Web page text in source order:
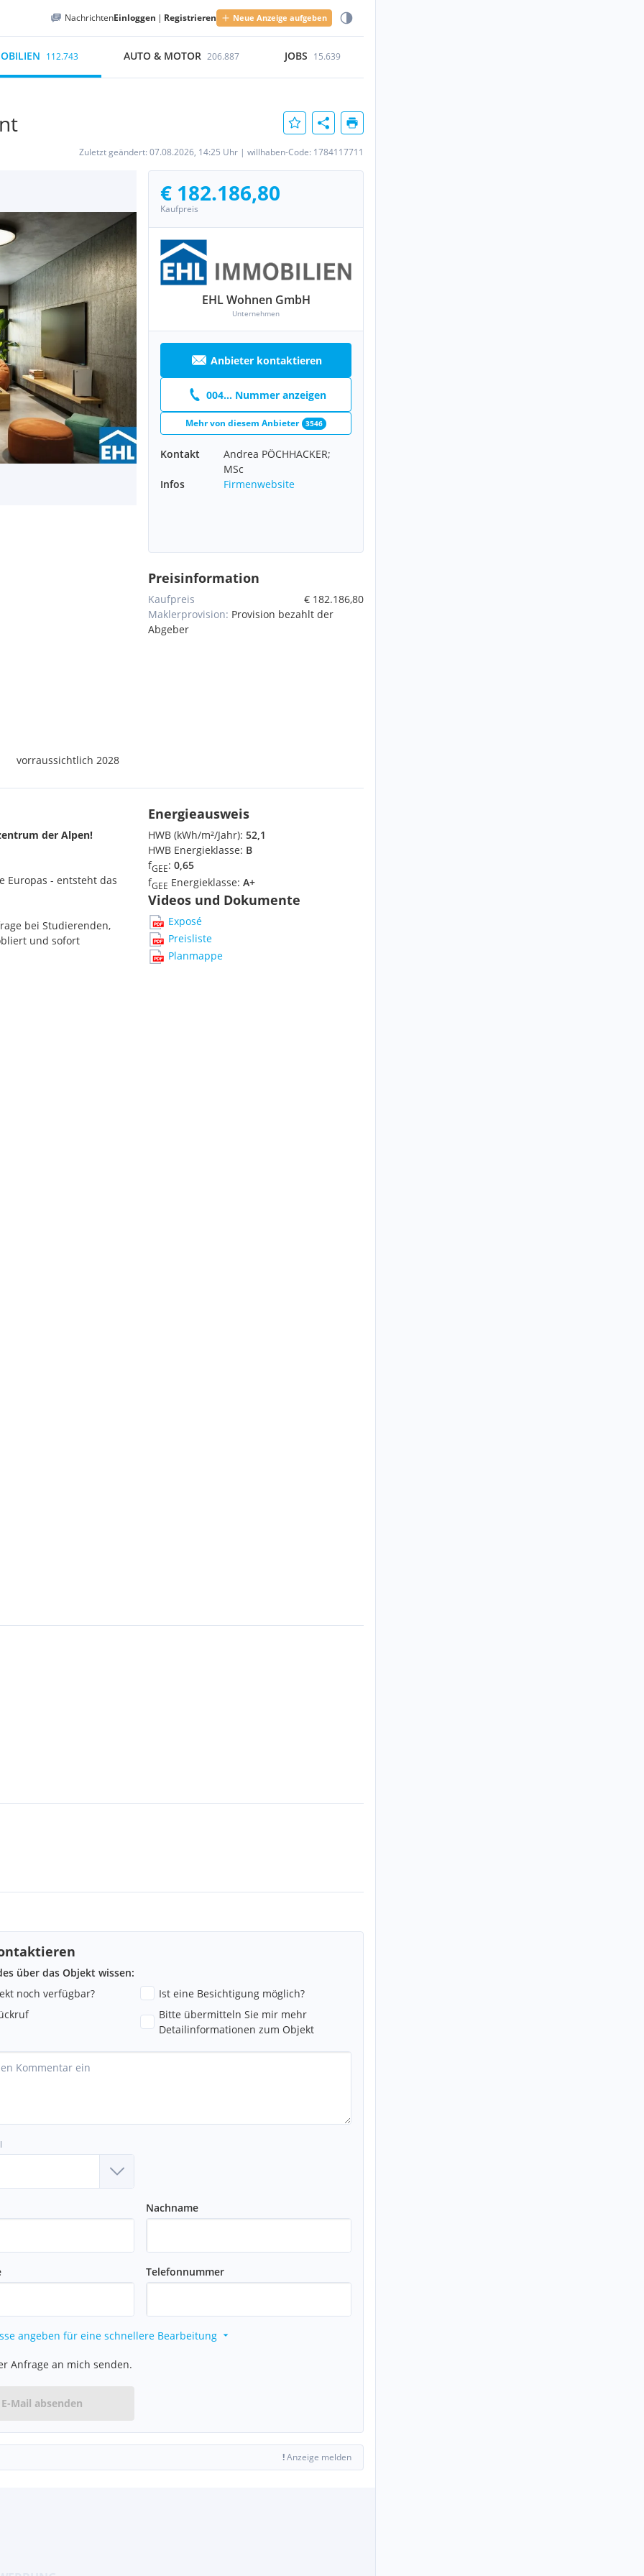
NachrichtenEinloggen | Registrieren Neue Anzeige aufgeben
112.743 AUTO & MOTOR 206.887 JOBS 15.639
Zuletzt geändert: 07.08.2026, 14:25 Uhr | willhaben-Code: 1784117711
€ 182.186,80
Kaufpreis
EHL Wohnen GmbH
Unternehmen
Anbieter kontaktieren
004... Nummer anzeigen
Mehr von diesem Anbieter 3546
Kontakt
Andrea PÖCHHACKER;
MSc
Infos
Firmenwebsite
vorraussichtlich 2028
Preisinformation
Kaufpreis
€ 182.186,80
Maklerprovision: Provision bezahlt der
Abgeber
der Alpen!
Europas - entsteht das
bei Studierenden,
und sofort
- mit stabiler
Das Base Camp liegt
gleichermaßen
20% USt. Diese Daten
& Co KG, das Projekt
entwickelt.
vermittelnden Dritten ein
Energieausweis
HWB (kWh/m²/Jahr): 52,1
HWB Energieklasse: B
fGEE: 0,65
fGEE Energieklasse: A+
Videos und Dokumente
Exposé
Preisliste
Planmappe
über das Objekt wissen:
noch verfügbar?
Ist eine Besichtigung möglich?
Bitte übermitteln Sie mir mehr
Detailinformationen zum Objekt
Nachname
Telefonnummer
angeben für eine schnellere Bearbeitung
Anfrage an mich senden.
E-Mail absenden
!Anzeige melden